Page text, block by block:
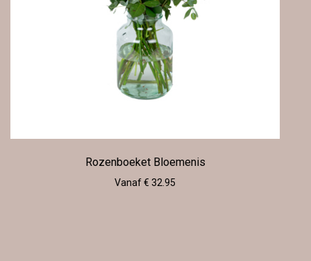
Rozenboeket Bloemenis
Vanaf € 32.95